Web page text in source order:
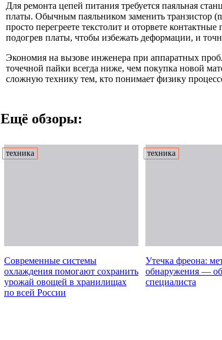
Для ремонта цепей питания требуется паяльная
платы. Обычным паяльником заменить транзистор
просто перегреете текстолит и оторвете
подогрев платы, чтобы избежать деформации, и
Экономия на вызове инженера при аппаратных
точечной пайки всегда ниже, чем покупка новой
сложную технику тем, кто понимает физику
Ещё обзоры:
техника
Современные системы
охлаждения помогают сохранить
урожай овощей в хранилищах
по всей России
техника
Утечка фреона:
обнаружения —
специалиста